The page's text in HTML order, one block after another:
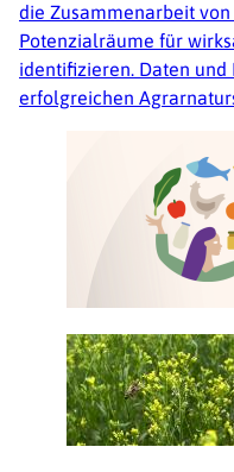
die Zusammenarbeit
Potenzialräume für
identifizieren. Daten und
erfolgreichen